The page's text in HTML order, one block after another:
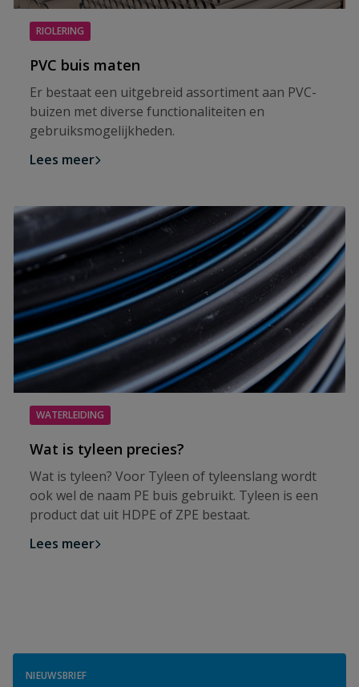
RIOLERING
PVC buis maten
Er bestaat een uitgebreid assortiment aan PVC-
buizen met diverse functionaliteiten en
gebruiksmogelijkheden.
Lees meer
WATERLEIDING
Wat is tyleen precies?
Wat is tyleen? Voor Tyleen of tyleenslang wordt
ook wel de naam PE buis gebruikt. Tyleen is een
product dat uit HDPE of ZPE bestaat.
Lees meer
NIEUWSBRIEF